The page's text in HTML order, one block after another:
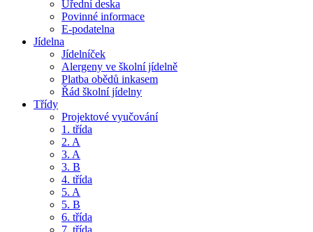
Úřední deska
Povinné informace
E-podatelna
Jídelna
Jídelníček
Alergeny ve školní jídelně
Platba obědů inkasem
Řád školní jídelny
Třídy
Projektové vyučování
1. třída
2. A
3. A
3. B
4. třída
5. A
5. B
6. třída
7. třída